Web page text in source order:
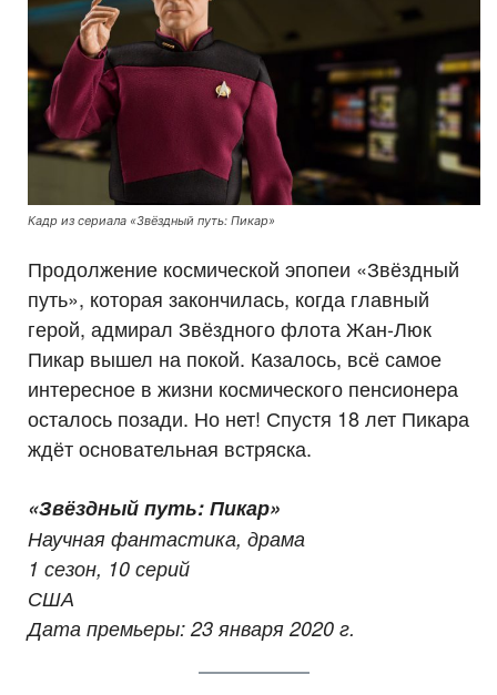
Кадр из сериала «Звёздный путь: Пикар»
Продолжение космической эпопеи «Звёздный
путь», которая закончилась, когда главный
герой, адмирал Звёздного флота Жан-Люк
Пикар вышел на покой. Казалось, всё самое
интересное в жизни космического пенсионера
осталось позади. Но нет! Спустя 18 лет Пикара
ждёт основательная встряска.
«Звёздный путь: Пикар»
Научная фантастика, драма
1 сезон, 10 серий
США
Дата премьеры: 23 января 2020 г.